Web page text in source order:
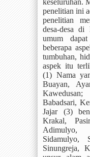
keseluruhan.
penelitian ini
penelitian
desa-desa di
umum
beberapa
tumbuhan,
aspek itu
(1) Nama
Buayan,
Babadsari,
Jajar (3)
Krakal,
Adimulyo,
Sidamulyo,
Sinungreja,